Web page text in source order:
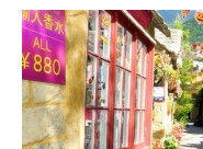
ภาคกลาง
ภาคตะวันตก
ภาคอีสาน
ทริปต่างประเทศ